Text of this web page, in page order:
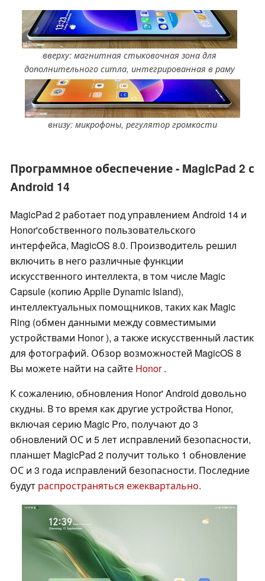
вверху: магнитная стыковочная зона для
дополнительного ситла, интегрированная в раму
внизу: микрофоны, регулятор громкости
Программное обеспечение - MagicPad 2 с
Android 14
MagicPad 2 работает под управлением Android 14 и
Honor'собственного пользовательского
интерфейса, MagicOS 8.0. Производитель решил
включить в него различные функции
искусственного интеллекта, в том числе Magic
Capsule (копию Applie Dynamic Island),
интеллектуальных помощников, таких как Magic
Ring (обмен данными между совместимыми
устройствами Honor ), а также искусственный ластик
для фотографий. Обзор возможностей MagicOS 8
Вы можете найти на сайте Honor.
К сожалению, обновления Honor' Android довольно
скудны. В то время как другие устройства Honor,
включая серию Magic Pro, получают до 3
обновлений ОС и 5 лет исправлений безопасности,
планшет MagicPad 2 получит только 1 обновление
ОС и 3 года исправлений безопасности. Последние
будут распространяться ежеквартально.